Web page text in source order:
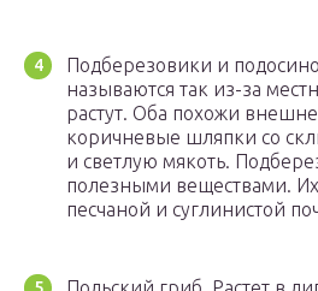
Подберезовики и
называются так из-за
растут. Оба похожи
коричневые шляпки со
и светлую мякоть.
полезными веществами.
песчаной и суглинистой